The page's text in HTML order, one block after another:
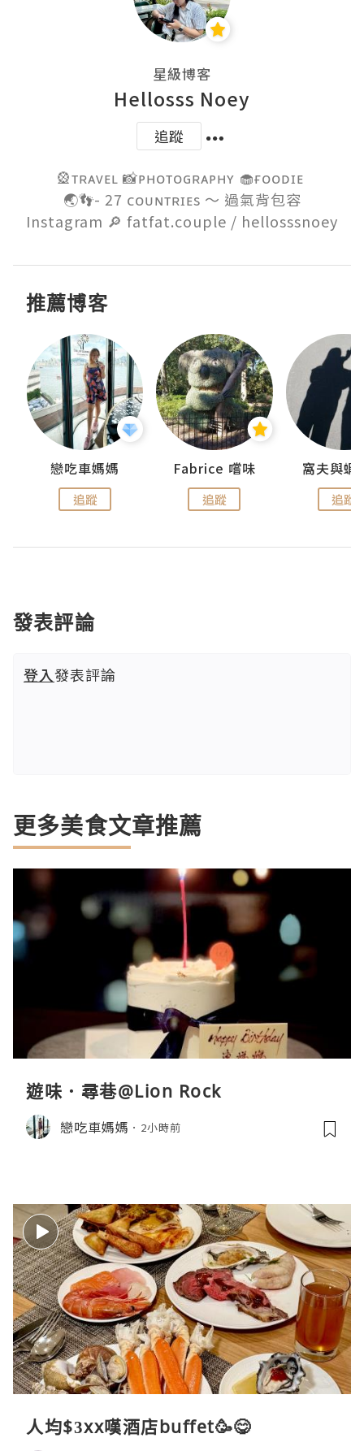
星級博客
Hellosss Noey
追蹤
🎡ᴛʀᴀᴠᴇʟ 📸ᴘʜᴏᴛᴏɢʀᴀᴘʜʏ 🧁ғᴏᴏᴅɪᴇ
🌏👣- 27 ᴄᴏᴜɴᴛʀɪᴇs ～ 過氣背包容
Instagram 🔎 fatfat.couple / hellosssnoey
推薦博客
戀吃車媽媽
追蹤
Fabrice 嚐味
追蹤
窩夫與蝦
追蹤
發表評論
登入發表評論
更多美食文章推薦
遊味．尋巷@Lion Rock
戀吃車媽媽 2小時前
人均$3xx嘆酒店buffet🥳😋